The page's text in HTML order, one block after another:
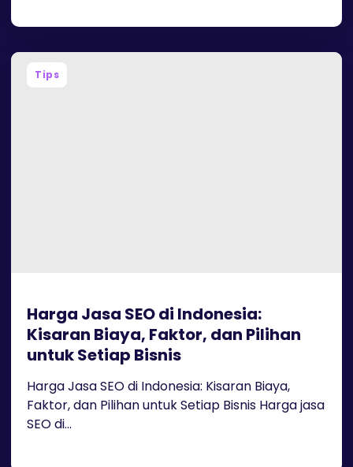
Tips
Harga Jasa SEO di Indonesia:
Kisaran Biaya, Faktor, dan Pilihan
untuk Setiap Bisnis
Harga Jasa SEO di Indonesia: Kisaran Biaya,
Faktor, dan Pilihan untuk Setiap Bisnis Harga jasa
SEO di...